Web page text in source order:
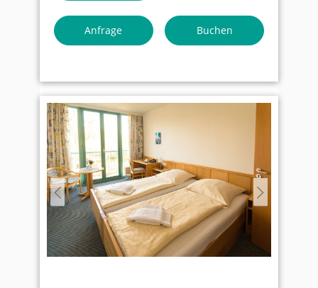
Auf den Zimmern gibt es keinen TV,
allerdings im Aufenthaltsraum
bitte Kontakt mit uns auf. Wir haben
für diesen Fall besondere Rabatte.
Anfrage Buchen